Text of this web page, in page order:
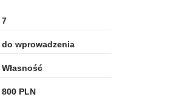
7
do wprowadzenia
Własność
800 PLN